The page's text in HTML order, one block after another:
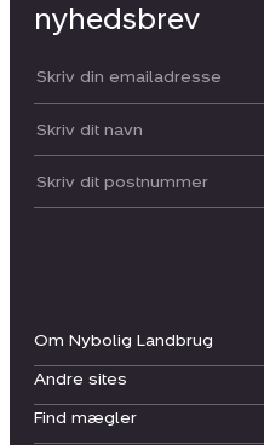
Om Nybolig Landbrug
Andre sites
Find mægler
nyhedsbrev
Din email:
Dit navn:
Postnummer